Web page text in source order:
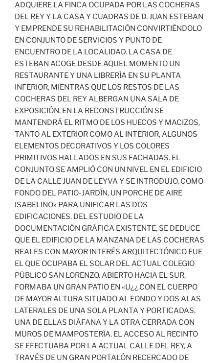
ADQUIERE LA FINCA OCUPADA POR LAS COCHERAS
DEL REY Y LA CASA Y CUADRAS DE D. JUAN ESTEBAN
Y EMPRENDE SU REHABILITACIÓN CONVIRTIÉNDOLO
EN CONJUNTO DE SERVICIOS Y PUNTO DE
ENCUENTRO DE LA LOCALIDAD. LA CASA DE
ESTEBAN ACOGE DESDE AQUEL MOMENTO UN
RESTAURANTE Y UNA LIBRERÍA EN SU PLANTA
INFERIOR, MIENTRAS QUE LOS RESTOS DE LAS
COCHERAS DEL REY ALBERGAN UNA SALA DE
EXPOSICIÓN. EN LA RECONSTRUCCIÓN SE
MANTENDRÁ EL RITMO DE LOS HUECOS Y MACIZOS,
TANTO AL EXTERIOR COMO AL INTERIOR, ALGUNOS
ELEMENTOS DECORATIVOS Y LOS COLORES
PRIMITIVOS HALLADOS EN SUS FACHADAS. EL
CONJUNTO SE AMPLIÓ CON UN NIVEL EN EL EDIFICIO
DE LA CALLE JUAN DE LEYVA Y SE INTRODUJO, COMO
FONDO DEL PATIO-JARDÍN, UN PORCHE DE AIRE
ISABELINO» PARA UNIFICAR LAS DOS
EDIFICACIONES. DEL ESTUDIO DE LA
DOCUMENTACIÓN GRÁFICA EXISTENTE, SE DEDUCE
QUE EL EDIFICIO DE LA MANZANA DE LAS COCHERAS
REALES CON MAYOR INTERÉS ARQUITECTÓNICO FUE
EL QUE OCUPABA EL SOLAR DEL ACTUAL COLEGIO
PÚBLICO SAN LORENZO. ABIERTO HACIA EL SUR,
FORMABA UN GRAN PATIO EN «U¿¿.CON EL CUERPO
DE MAYOR ALTURA SITUADO AL FONDO Y DOS ALAS
LATERALES DE UNA SOLA PLANTA Y PORTICADAS,
UNA DE ELLAS DIÁFANA Y LA OTRA CERRADA CON
MUROS DE MAMPOSTERÍA. EL ACCESO AL RECINTO
SE EFECTUABA POR LA ACTUAL CALLE DEL REY, A
TRAVÉS DE UN GRAN PORTALÓN RECERCADO DE